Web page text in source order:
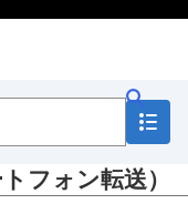
トフォン転送）